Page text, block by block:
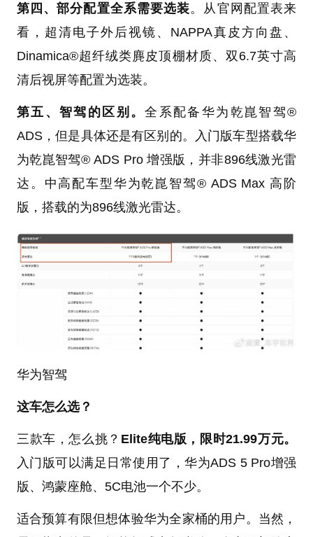
第四、部分配置全系需要选装。从官网配置表来
看，超清电子外后视镜、NAPPA真皮方向盘、
Dinamica®超纤绒类麂皮顶棚材质、双6.7英寸高
清后视屏等配置为选装。
第五、智驾的区别。全系配备华为乾崑智驾®
ADS，但是具体还是有区别的。入门版车型搭载华
为乾崑智驾® ADS Pro 增强版，并非896线激光雷
达。中高配车型华为乾崑智驾® ADS Max 高阶
版，搭载的为896线激光雷达。
华为智驾
这车怎么选？
三款车，怎么挑？ Elite纯电版，限时21.99万元。
入门版可以满足日常使用了，华为ADS 5 Pro增强
版、鸿蒙座舱、5C电池一个不少。
适合预算有限但想体验华为全家桶的用户。当然，